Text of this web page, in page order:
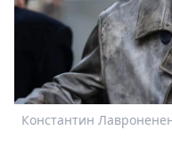
Константин